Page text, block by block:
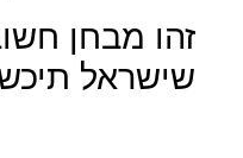
זהו מבחן
שישראל